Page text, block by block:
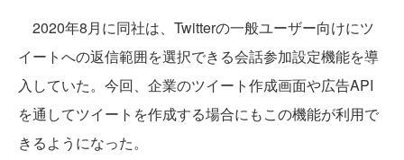
2020年8月に同社は、Twitterの一般ユーザー向けにツ
イートへの返信範囲を選択できる会話参加設定機能を導
入していた。今回、企業のツイート作成画面や広告API
を通してツイートを作成する場合にもこの機能が利用で
きるようになった。